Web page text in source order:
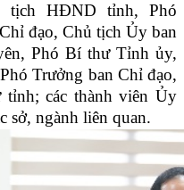
tịch HĐND tỉnh, Phó
đạo, Chủ tịch Ủy ban
Phó Bí thư Tỉnh ủy,
Trưởng ban Chỉ đạo,
các thành viên Ủy
sở, ngành liên quan.